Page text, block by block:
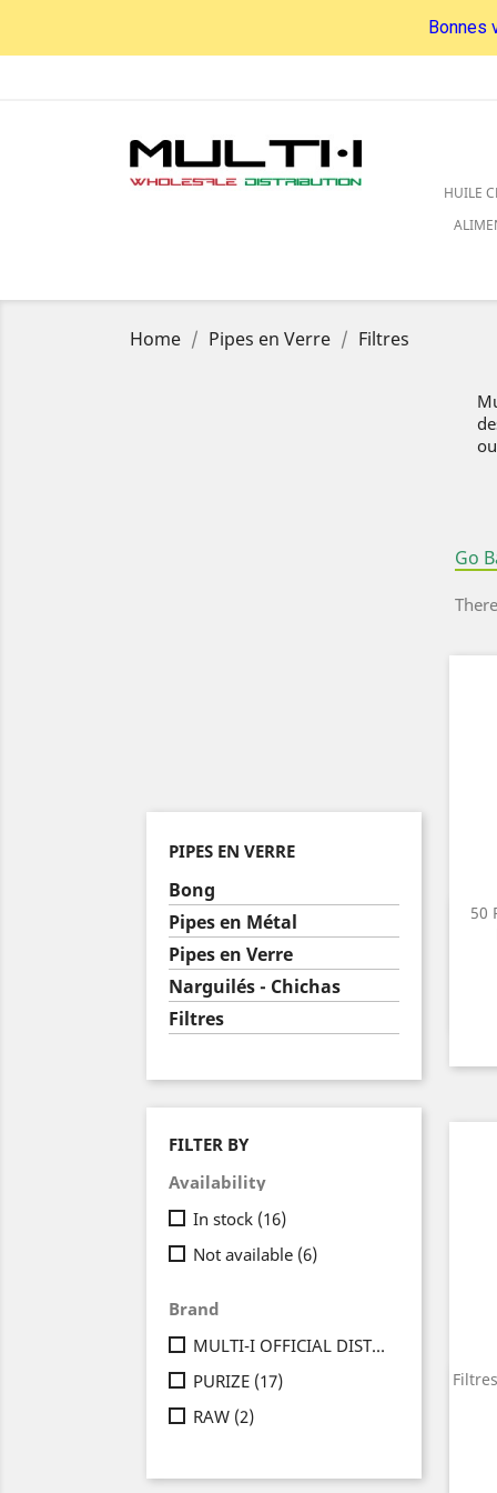
Bonnes
HUILE
Home Pipes en Verre Filtres
PIPES EN VERRE
Bong
Pipes en Métal
Pipes en Verre
Narguilés - Chichas
Filtres
FILTER BY
Availability
In stock (16)
Not available (6)
Brand
MULTI-I OFFICIAL DISTRIBUTION
PURIZE (17)
RAW (2)
Go
50